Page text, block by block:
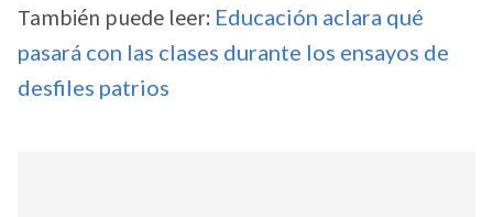
También puede leer: Educación aclara qué
pasará con las clases durante los ensayos de
desfiles patrios